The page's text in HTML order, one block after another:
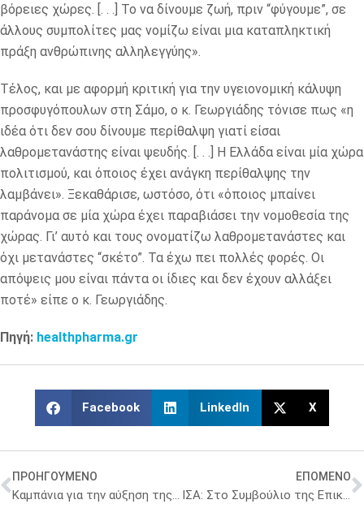
βόρειες χώρες. [. . .] Το να δίνουμε ζωή, πριν “φύγουμε”, σε
άλλους συμπολίτες μας νομίζω είναι μια καταπληκτική
πράξη ανθρώπινης αλληλεγγύης».
Τέλος, και με αφορμή κριτική για την υγειονομική κάλυψη
προσφυγόπουλων στη Σάμο, ο κ. Γεωργιάδης τόνισε πως «η
ιδέα ότι δεν σου δίνουμε περίθαλψη γιατί είσαι
λαθρομετανάστης είναι ψευδής. [. . .] Η Ελλάδα είναι μία χώρα
πολιτισμού, και όποιος έχει ανάγκη περίθαλψης την
λαμβάνει». Ξεκαθάρισε, ωστόσο, ότι «όποιος μπαίνει
παράνομα σε μία χώρα έχει παραβιάσει την νομοθεσία της
χώρας. Γι’ αυτό και τους ονοματίζω λαθρομετανάστες και
όχι μετανάστες “σκέτο”. Τα έχω πει πολλές φορές. Οι
απόψεις μου είναι πάντα οι ίδιες και δεν έχουν αλλάξει
ποτέ» είπε ο κ. Γεωργιάδης.
Πηγή: healthpharma.gr
Facebook LinkedIn X
ΠΡΟΗΓΟΥΜΕΝΟ
Καμπάνια για την αύξηση της αιμοδοσίας τους καλοκαιρινούς μήνες ανακοίνωσε ο υπουργός Υγείας
ΕΠΟΜΕΝΟ
ΙΣΑ: Στο Συμβούλιο της Επικρατείας για το clawback 2021 και 2022